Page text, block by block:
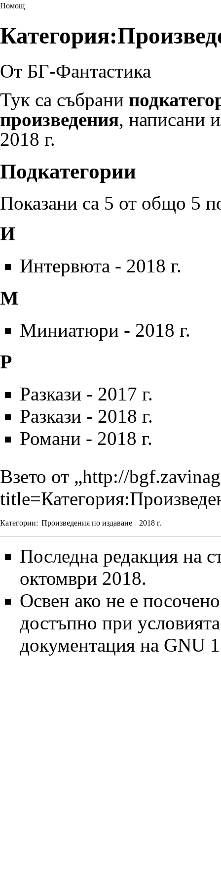
Помощ
От БГ-Фантастика
Тук са събрани
произведения, написани
2018 г.
Подкатегории
Показани са 5 от общо 5
И
Интервюта - 2018 г.
М
Миниатюри - 2018 г.
Р
Разкази - 2017 г.
Разкази - 2018 г.
Романи - 2018 г.
Взето от „http://
Категории: Произведения по издаване 2018 г.
Последна редакция на
октомври 2018.
Освен ако не е
достъпно при
документация на GNU